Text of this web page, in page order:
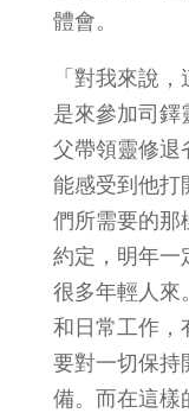
體會。
「對我來說
是來參加司鐸
父帶領靈修退
能感受到他打
們所需要的那
約定，明年一
很多年輕人來
和日常工作，
要對一切保持
備。而在這樣